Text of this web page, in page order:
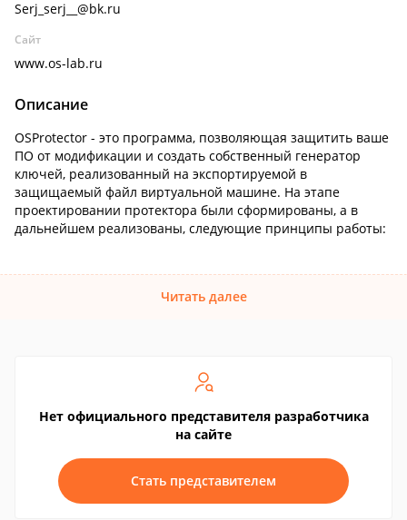
Serj_serj__@bk.ru
Сайт
www.os-lab.ru
Описание
OSProtector - это программа, позволяющая защитить ваше
ПО от модификации и создать собственный генератор
ключей, реализованный на экспортируемой в
защищаемый файл виртуальной машине. На этапе
проектировании протектора были сформированы, а в
дальнейшем реализованы, следующие принципы работы:
Читать далее
Нет официального представителя разработчика
на сайте
Стать представителем